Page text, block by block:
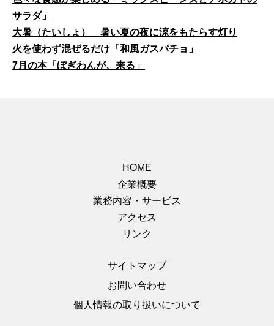
サラダ」
大暑（たいしょ） 暑い夏の夜に涼をもたらす灯り
火を使わず混ぜるだけ「和風ガスパチョ」
7月の本「ぼぎわんが、来る」
HOME
企業概要
業務内容・サービス
アクセス
リンク
サイトマップ
お問い合わせ
個人情報の取り扱いについて